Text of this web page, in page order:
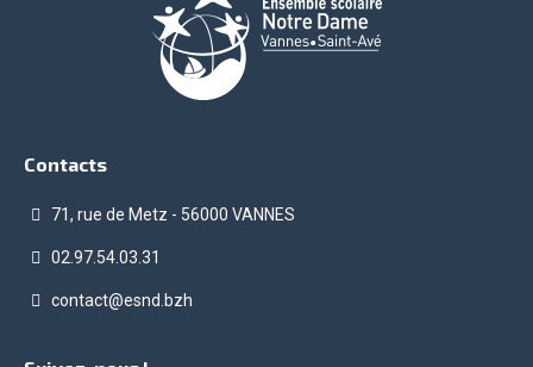
Contacts
71, rue de Metz - 56000 VANNES
02.97.54.03.31
contact@esnd.bzh